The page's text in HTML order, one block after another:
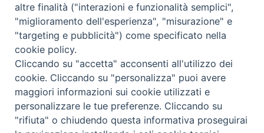
Copyright © 2019 - Tutti i diritti riservati - Vita
Trentina Editrice
Privacy Policy
Torna
altre finalità ("interazioni e funzionalità semplici",
"miglioramento dell'esperienza", "misurazione" e
"targeting e pubblicità") come specificato nella
cookie policy.
Cliccando su "accetta" acconsenti all'utilizzo dei
cookie. Cliccando su "personalizza" puoi avere
maggiori informazioni sui cookie utilizzati e
personalizzare le tue preferenze. Cliccando su
"rifiuta" o chiudendo questa informativa proseguirai